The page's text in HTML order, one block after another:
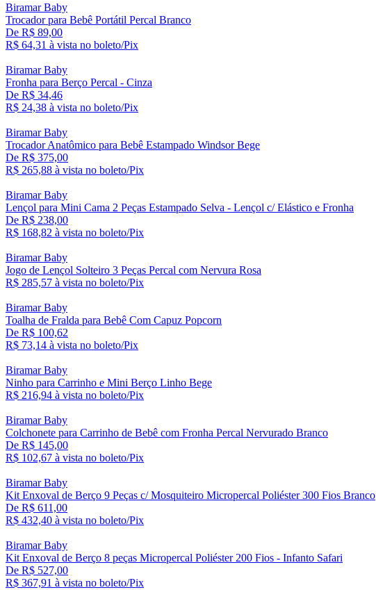
Biramar Baby
Trocador para Bebê Portátil Percal Branco
De R$ 89,00
R$ 64,31 à vista no boleto/Pix
Biramar Baby
Fronha para Berço Percal - Cinza
De R$ 34,46
R$ 24,38 à vista no boleto/Pix
Biramar Baby
Trocador Anatômico para Bebê Estampado Windsor Bege
De R$ 375,00
R$ 265,88 à vista no boleto/Pix
Biramar Baby
Lençol para Mini Cama 2 Peças Estampado Selva - Lençol c/ Elástico e Fronha
De R$ 238,00
R$ 168,82 à vista no boleto/Pix
Biramar Baby
Jogo de Lençol Solteiro 3 Peças Percal com Nervura Rosa
R$ 285,57 à vista no boleto/Pix
Biramar Baby
Toalha de Fralda para Bebê Com Capuz Popcorn
De R$ 100,62
R$ 73,14 à vista no boleto/Pix
Biramar Baby
Ninho para Carrinho e Mini Berço Linho Bege
R$ 216,94 à vista no boleto/Pix
Biramar Baby
Colchonete para Carrinho de Bebê com Fronha Percal Nervurado Branco
De R$ 145,00
R$ 102,67 à vista no boleto/Pix
Biramar Baby
Kit Enxoval de Berço 9 Peças c/ Mosquiteiro Micropercal Poliéster 300 Fios Branco
De R$ 611,00
R$ 432,40 à vista no boleto/Pix
Biramar Baby
Kit Enxoval de Berço 8 peças Micropercal Poliéster 200 Fios - Infanto Safari
De R$ 527,00
R$ 367,91 à vista no boleto/Pix